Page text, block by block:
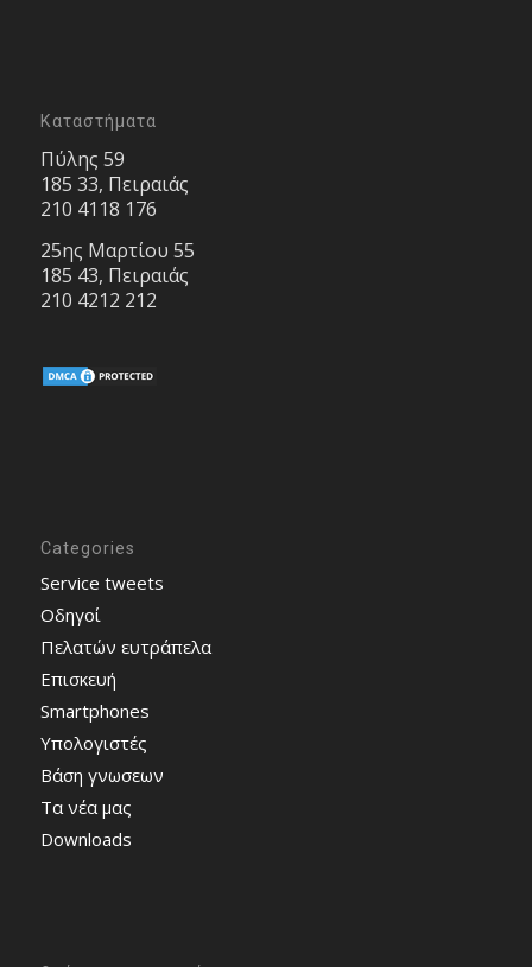
Καταστήματα
Πύλης 59
185 33, Πειραιάς
210 4118 176
25ης Μαρτίου 55
185 43, Πειραιάς
210 4212 212
Categories
Service tweets
Οδηγοί
Πελατών ευτράπελα
Επισκευή
Smartphones
Υπολογιστές
Bάση γνωσεων
Τα νέα μας
Downloads